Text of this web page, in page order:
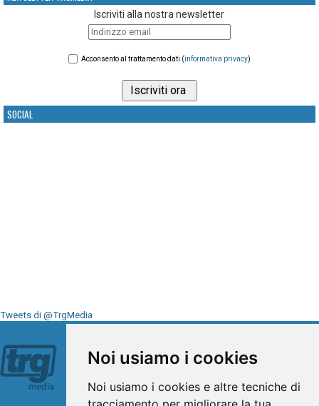
Noi usiamo i cookies
Noi usiamo i cookies e altre tecniche di
Iscriviti alla nostra newsletter
Acconsento al trattamento dati (informativa privacy)
SOCIAL
Tweets di @TrgMedia